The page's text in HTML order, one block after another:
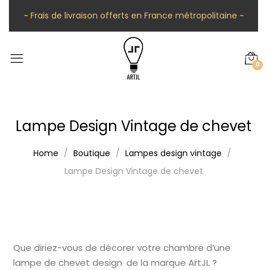
~ Frais de livraison offerts en France métropolitaine ~
0
Lampe Design Vintage de chevet
Home Boutique
Lampes design vintage
Lampe Design Vintage de chevet
Que diriez-vous de décorer votre chambre d’une
lampe de chevet design de la marque ArtJL ?